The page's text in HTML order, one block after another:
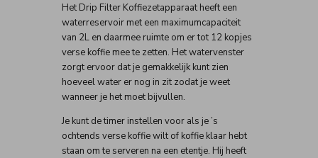
Het Drip Filter Koffiezetapparaat heeft een
waterreservoir met een maximumcapaciteit
van 2L en daarmee ruimte om er tot 12 kopjes
verse koffie mee te zetten. Het watervenster
zorgt ervoor dat je gemakkelijk kunt zien
hoeveel water er nog in zit zodat je weet
wanneer je het moet bijvullen.
Je kunt de timer instellen voor als je ’s
ochtends verse koffie wilt of koffie klaar hebt
staan om te serveren na een etentje. Hij heeft